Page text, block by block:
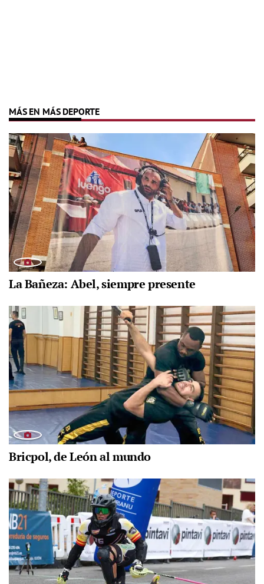
MÁS EN MÁS DEPORTE
La Bañeza: Abel, siempre presente
Bricpol, de León al mundo